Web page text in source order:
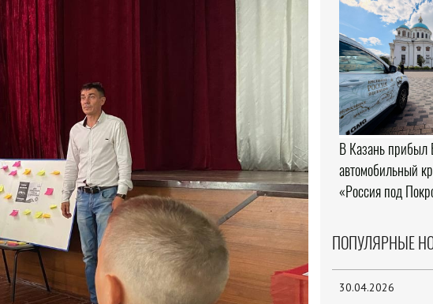
В Казань прибыл
автомобильный
«Россия под
ПОПУЛЯРНЫЕ
30.04.2026